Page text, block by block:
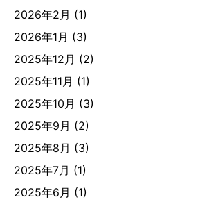
2026年2月 (1)
2026年1月 (3)
2025年12月 (2)
2025年11月 (1)
2025年10月 (3)
2025年9月 (2)
2025年8月 (3)
2025年7月 (1)
2025年6月 (1)